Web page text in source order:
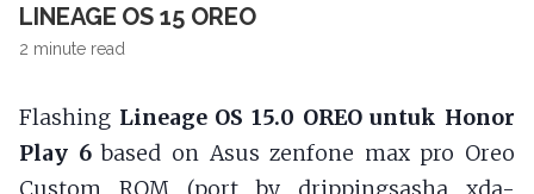
LINEAGE OS 15 OREO
2 minute read
Flashing Lineage OS 15.0 OREO untuk Honor
Play 6based on Asus zenfone max pro Oreo